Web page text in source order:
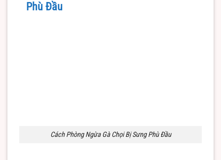
Phù Đầu
Cách Phòng Ngừa Gà Chọi Bị Sưng Phù Đầu